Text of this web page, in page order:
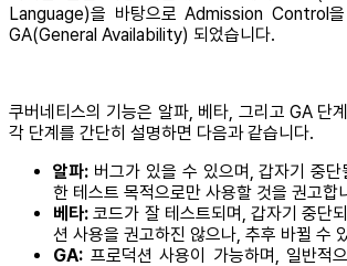
Language)을 바탕으로 Admission Control
GA(General Availability) 되었습니다.
쿠버네티스의 기능은 알파, 베타, 그리고 GA 단
각 단계를 간단히 설명하면 다음과 같습니다.
알파: 버그가 있을 수 있으며, 갑자기 중
한 테스트 목적으로만 사용할 것을 권고합
베타: 코드가 잘 테스트되며, 갑자기 중단
션 사용을 권고하진 않으나, 추후 바뀔 수
GA: 프로덕션 사용이 가능하며, 일반적